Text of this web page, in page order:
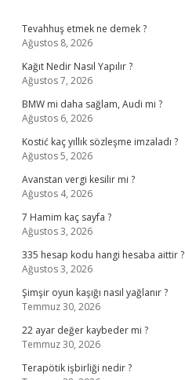
Tevahhuş etmek ne demek ?
Ağustos 8, 2026
Kağıt Nedir Nasıl Yapılır ?
Ağustos 7, 2026
BMW mi daha sağlam, Audi mi ?
Ağustos 6, 2026
Kostić kaç yıllık sözleşme imzaladı ?
Ağustos 5, 2026
Avanstan vergi kesilir mi ?
Ağustos 4, 2026
7 Hamim kaç sayfa ?
Ağustos 3, 2026
335 hesap kodu hangi hesaba aittir ?
Ağustos 3, 2026
Şimşir oyun kaşığı nasıl yağlanır ?
Temmuz 30, 2026
22 ayar değer kaybeder mi ?
Temmuz 30, 2026
Terapötik işbirliği nedir ?